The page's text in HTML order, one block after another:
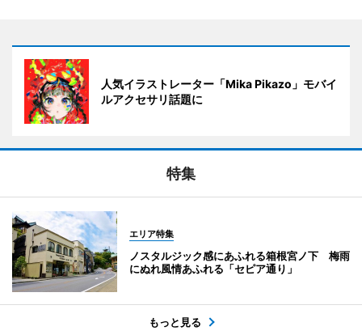
人気イラストレーター「Mika Pikazo」モバイ
ルアクセサリ話題に
特集
エリア特集
ノスタルジック感にあふれる箱根宮ノ下 梅雨
にぬれ風情あふれる「セピア通り」
もっと見る